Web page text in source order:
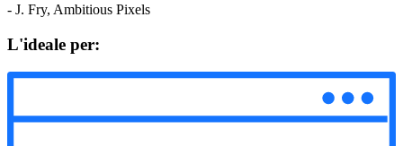
- J. Fry, Ambitious Pixels
L'ideale per: